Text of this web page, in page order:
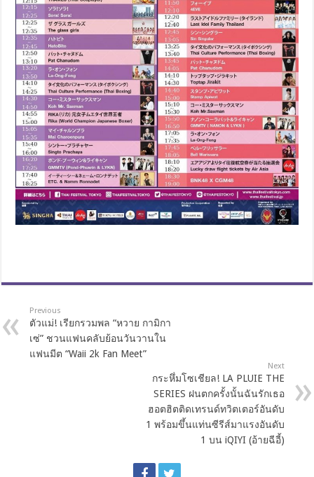
Previous
ตัวแม่! เรียกรวมพล “หวาย กามิกา
เซ่” ชวนแฟนคลับย้อนวันวานใน
แฟนมีต “Waii 2k Fan Meet”
Next
กระหึ่มโซเชียล! LA PLUIE THE
SERIES ฝนตกครั้งนั้นฉันรักเธอ
ฮอตฮิตติดเทรนด์ทวิตเตอร์อันดับ
1 พร้อมขึ้นแท่นซีรีส์มาแรงอันดับ
1 บน iQIYI (อ้ายฉีอี้)